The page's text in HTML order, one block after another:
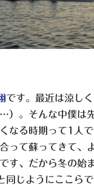
です。最近は涼し
）。そんな中僕は
なる時期って1人
って蘇ってきて、
す、だから冬の
同じようにここら